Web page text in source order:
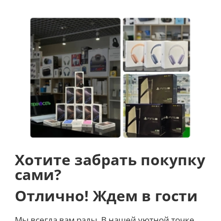
Хотите забрать покупку
сами?
Отлично! Ждем в гости